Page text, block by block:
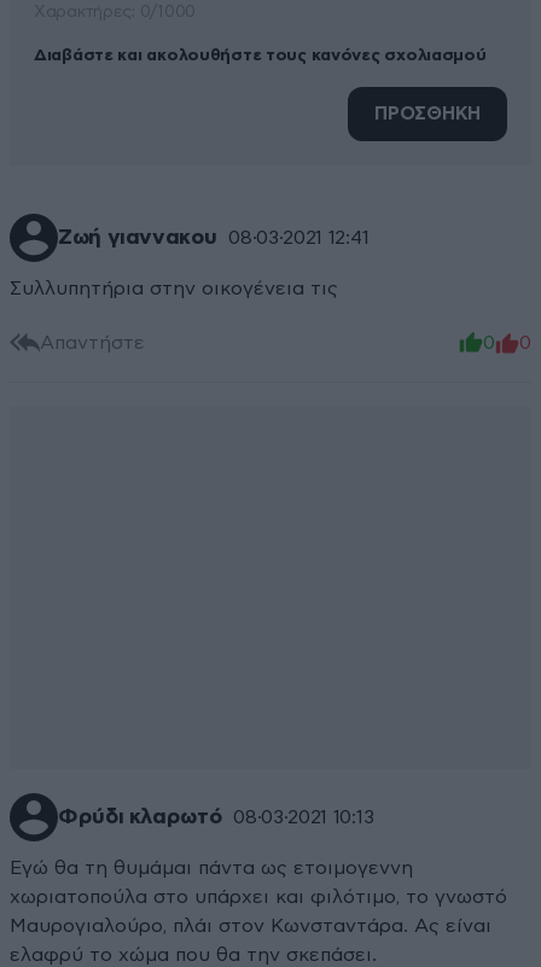
Διαβάστε και ακολουθήστε τους κανόνες σχολιασμού
ΠΡΟΣΘΗΚΗ
Ζωή γιαννακου 08·03·2021 12:41
Συλλυπητήρια στην οικογένεια τις
Απαντήστε 0 0
Φρύδι κλαρωτό 08·03·2021 10:13
Εγώ θα τη θυμάμαι πάντα ως ετοιμογεννη
χωριατοπούλα στο υπάρχει και φιλότιμο, το γνωστό
Μαυρογιαλούρο, πλάι στον Κωνσταντάρα. Ας είναι
ελαφρύ το χώμα που θα την σκεπάσει.